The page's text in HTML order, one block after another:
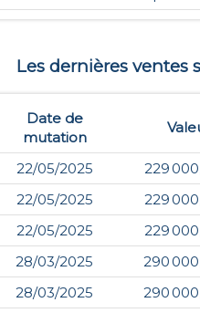
Les dernières ventes
Date de
mutation
22/05/2025 229
22/05/2025 229
22/05/2025 229
28/03/2025 290
28/03/2025 290